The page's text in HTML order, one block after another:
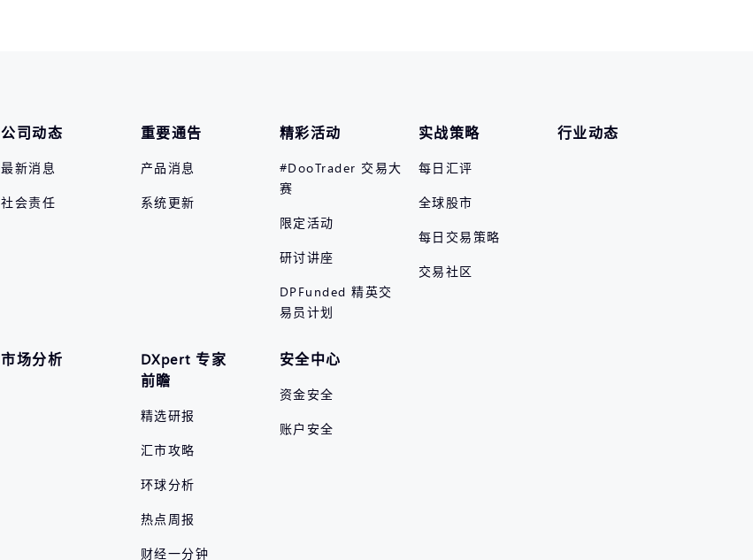
公司动态
最新消息
社会责任
重要通告
产品消息
系统更新
精彩活动
#DooTrader 交易大
赛
限定活动
研讨讲座
DPFunded 精英交
易员计划
实战策略
每日汇评
全球股市
每日交易策略
交易社区
行业动态
市场分析
DXpert 专家
前瞻
精选研报
汇市攻略
环球分析
热点周报
财经一分钟
安全中心
资金安全
账户安全